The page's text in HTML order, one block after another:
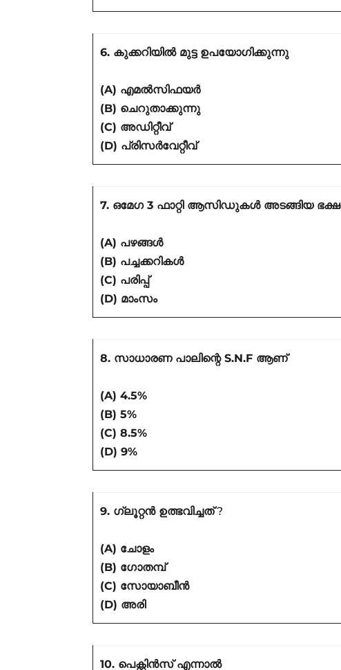
6. കുക്കറിയിൽ മുട്ട ഉപയോഗിക്കുന്നു
(A) എമൽസിഫയർ
(B) ചെറുതാക്കുന്നു
(C) അഡിറ്റീവ്
(D) പ്രിസർവേറ്റീവ്
7. ഒമേഗ 3 ഫാറ്റി ആസിഡുകൾ അടങ്ങിയ
(A) പഴങ്ങൾ
(B) പച്ചക്കറികൾ
(C) പരിപ്പ്
(D) മാംസം
8. സാധാരണ പാലിന്റെ S.N.F ആണ്
(A) 4.5%
(B) 5%
(C) 8.5%
(D) 9%
9. ഗ്ലൂറ്റൻ ഉത്ഭവിച്ചത്?
(A) ചോളം
(B) ഗോതമ്പ്
(C) സോയാബീൻ
(D) അരി
10. പെക്റ്റിൻസ് എന്നാൽ